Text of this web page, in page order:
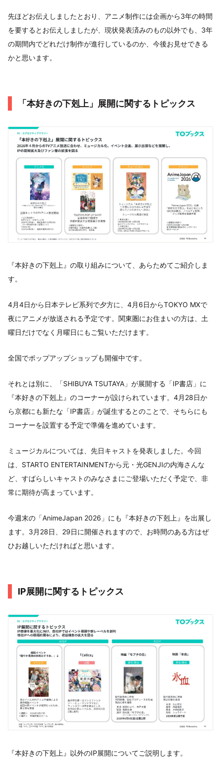
先ほどお伝えしましたとおり、アニメ制作には企画から3年の時間
を要するとお伝えしましたが、現状発表済みのもの以外でも、3年
の期間内でどれだけ制作が進行しているのか、今後お見せできる
かと思います。
「本好きの下剋上」展開に関するトピックス
『本好きの下剋上』の取り組みについて、あらためてご紹介しま
す。
4月4日から日本テレビ系列で夕方に、4月6日からTOKYO MXで
夜にアニメが放送される予定です。関東圏にお住まいの方は、土
曜日だけでなく月曜日にもご覧いただけます。
全国でポップアップショップも開催中です。
それとは別に、「SHIBUYA TSUTAYA」が展開する「IP書店」に
『本好きの下剋上』のコーナーが設けられています。4月28日か
ら京都にも新たな「IP書店」が誕生するとのことで、そちらにも
コーナーを設置する予定で準備を進めています。
ミュージカルについては、先日キャストを発表しました。今回
は、STARTO ENTERTAINMENTから元・光GENJIの内海さんな
ど、すばらしいキャストのみなさまにご登場いただく予定で、非
常に期待が高まっています。
今週末の「AnimeJapan 2026」にも『本好きの下剋上』を出展し
ます。3月28日、29日に開催されますので、お時間のある方はぜ
ひお越しいただければと思います。
IP展開に関するトピックス
『本好きの下剋上』以外のIP展開についてご説明します。